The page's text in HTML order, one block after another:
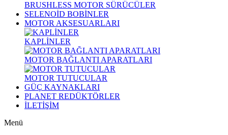
BRUSHLESS MOTOR SÜRÜCÜLER
SELENOİD BOBİNLER
MOTOR AKSESUARLARI
KAPLİNLER
MOTOR BAĞLANTI APARATLARI
MOTOR TUTUCULAR
GÜÇ KAYNAKLARI
PLANET REDÜKTÖRLER
İLETİŞİM
Menü